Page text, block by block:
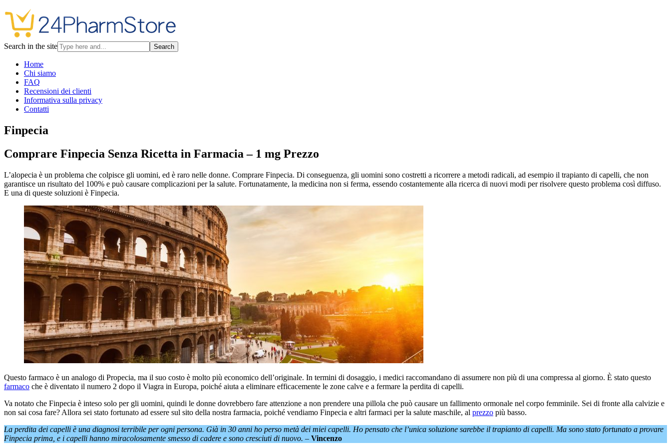
Search in the site Search
Home
Chi siamo
FAQ
Recensioni dei clienti
Informativa sulla privacy
Contatti
Finpecia
Comprare Finpecia Senza Ricetta in Farmacia – 1 mg Prezzo
L’alopecia è un problema che colpisce gli uomini, ed è raro nelle donne. Comprare Finpecia. Di conseguenza, gli uomini sono costretti a ricorrere a metodi radicali, ad esempio il trapianto di capelli, che non
garantisce un risultato del 100% e può causare complicazioni per la salute. Fortunatamente, la medicina non si ferma, essendo costantemente alla ricerca di nuovi modi per risolvere questo problema così diffuso.
E una di queste soluzioni è Finpecia.
Questo farmaco è un analogo di Propecia, ma il suo costo è molto più economico dell’originale. In termini di dosaggio, i medici raccomandano di assumere non più di una compressa al giorno. È stato questo
farmaco che è diventato il numero 2 dopo il Viagra in Europa, poiché aiuta a eliminare efficacemente le zone calve e a fermare la perdita di capelli.
Va notato che Finpecia è inteso solo per gli uomini, quindi le donne dovrebbero fare attenzione a non prendere una pillola che può causare un fallimento ormonale nel corpo femminile. Sei di fronte alla calvizie e
non sai cosa fare? Allora sei stato fortunato ad essere sul sito della nostra farmacia, poiché vendiamo Finpecia e altri farmaci per la salute maschile, al prezzo più basso.
La perdita dei capelli è una diagnosi terribile per ogni persona. Già in 30 anni ho perso metà dei miei capelli. Ho pensato che l’unica soluzione sarebbe il trapianto di capelli. Ma sono stato fortunato a provare
Finpecia prima, e i capelli hanno miracolosamente smesso di cadere e sono cresciuti di nuovo. – Vincenzo